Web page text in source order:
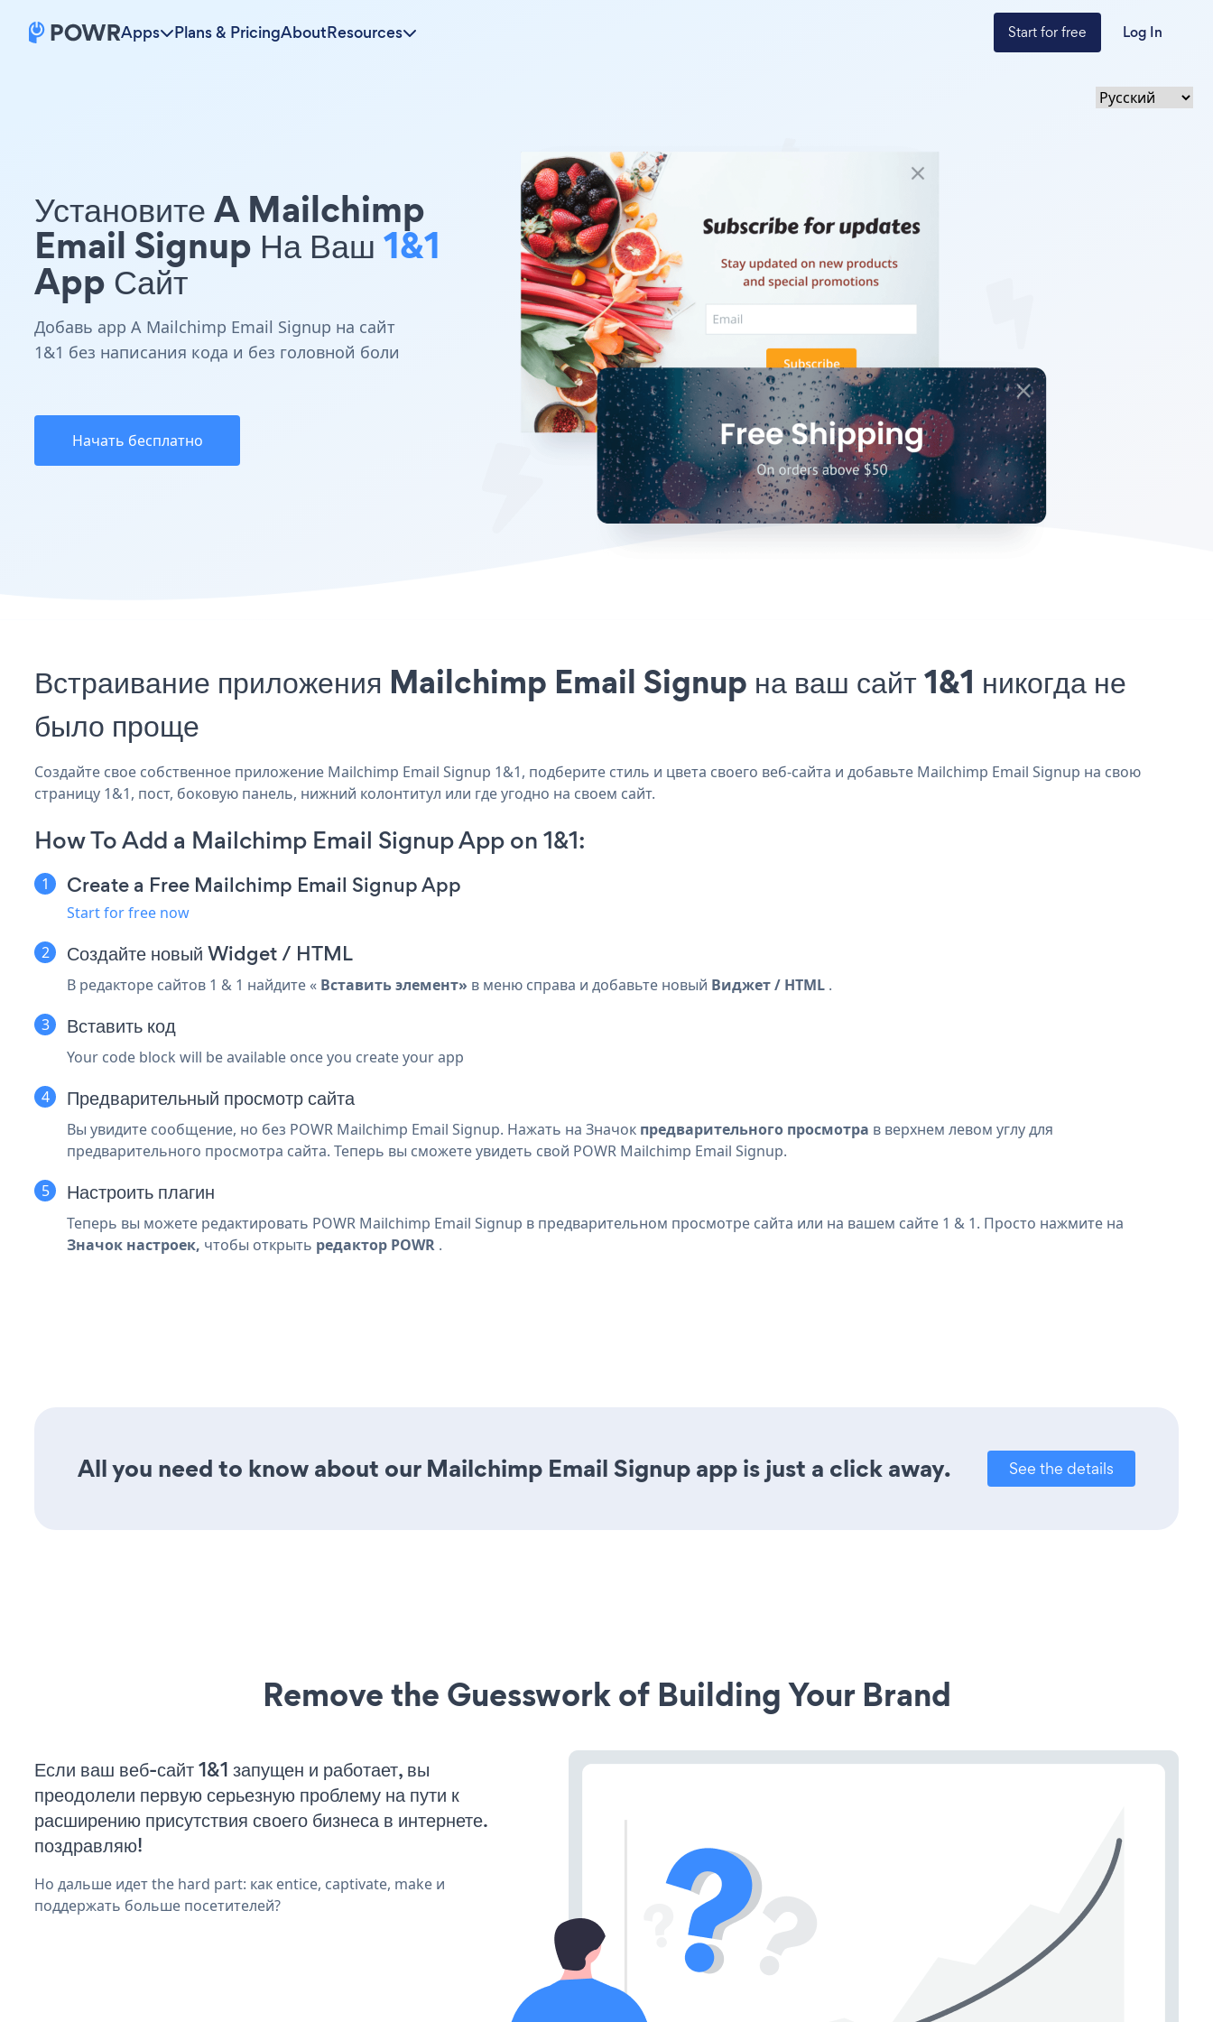
Apps Plans & PricingAboutResources Start for free Log In
Установите A Mailchimp
Email Signup На Ваш1&1
App Сайт
Добавь app A Mailchimp Email Signup на сайт
1&1 без написания кода и без головной боли
Начать бесплатно
Встраивание приложения Mailchimp Email Signup на ваш сайт 1&1 никогда не
было проще
Создайте свое собственное приложение Mailchimp Email Signup 1&1, подберите стиль и цвета своего веб-сайта и добавьте Mailchimp Email Signup на свою
страницу 1&1, пост, боковую панель, нижний колонтитул или где угодно на своем сайт.
How To Add a Mailchimp Email Signup App on 1&1:
Create a Free Mailchimp Email Signup App
Start for free now
Создайте новыйWidget / HTML
В редакторе сайтов 1 & 1 найдите « Вставить элемент» в меню справа и добавьте новый Виджет / HTML .
Вставить код
Your code block will be available once you create your app
Предварительный просмотр сайта
Вы увидите сообщение, но без POWR Mailchimp Email Signup. Нажать на Значок предварительного просмотра в верхнем левом углу для
предварительного просмотра сайта. Теперь вы сможете увидеть свой POWR Mailchimp Email Signup.
Настроить плагин
Теперь вы можете редактировать POWR Mailchimp Email Signup в предварительном просмотре сайта или на вашем сайте 1 & 1. Просто нажмите на
Значок настроек, чтобы открыть редактор POWR .
All you need to know about our Mailchimp Email Signup app is just a click away. See the details
Remove the Guesswork of Building Your Brand
Если ваш веб-сайт 1&1 запущен и работает, вы
преодолели первую серьезную проблему на пути к
расширению присутствия своего бизнеса в интернете.
поздравляю!
Но дальше идет the hard part: как entice, captivate, make и
поддержать больше посетителей?